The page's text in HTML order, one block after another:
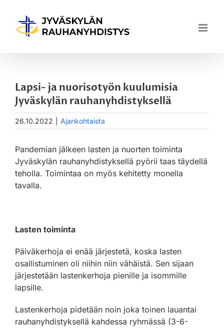
content
Lapsi- ja nuorisotyön kuulumisia
Jyväskylän rauhanyhdistyksellä
26.10.2022 Ajankohtaista
Pandemian jälkeen lasten ja nuorten toiminta
Jyväskylän rauhanyhdistyksellä pyörii taas täydellä
teholla. Toimintaa on myös kehitetty monella
tavalla.
Lasten toiminta
Päiväkerhoja ei enää järjestetä, koska lasten
osallistuminen oli niihin niin vähäistä. Sen sijaan
järjestetään lastenkerhoja pienille ja isommille
lapsille.
Lastenkerhoja pidetään noin joka toinen lauantai
rauhanyhdistyksellä kahdessa ryhmässä (3-6-